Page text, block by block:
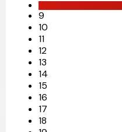
9
10
11
12
13
14
15
16
17
18